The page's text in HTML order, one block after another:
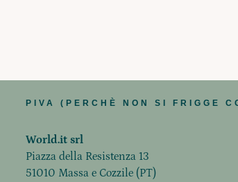
PIVA (PERCHÈ NON SI FRIGGE
World.it srl
Piazza della Resistenza 13
51010 Massa e Cozzile (PT)